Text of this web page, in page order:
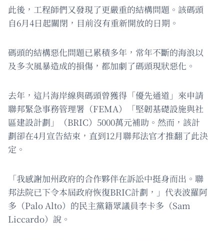
此後，工程師們又發現了更嚴重的結構問題。該碼頭
自6月4日起關閉，目前沒有重新開放的日期。
碼頭的結構惡化問題已累積多年，常年不斷的海浪以
及多次風暴造成的損傷，都加劇了碼頭現狀惡化。
去年，這片海岸線與碼頭曾獲得「優先通道」來申請
聯邦緊急事務管理署（FEMA）「堅韌基礎設施與社
區建設計劃」（BRIC）5000萬元補助。然而，該計
劃卻在4月宣告結束，直到12月聯邦法官才推翻了此決
定。
「我感謝加州政府的合作夥伴在訴訟中挺身而出。聯
邦法院已下令本屆政府恢復BRIC計劃，」代表波羅阿
多（Palo Alto）的民主黨籍眾議員李卡多（Sam
Liccardo）說。